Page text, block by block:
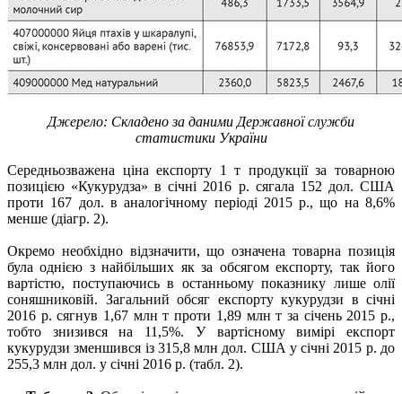
Джерело: Складено за даними Державної служби
статистики України
Середньозважена ціна експорту 1 т продукції за товарною
позицією «Кукурудза» в січні 2016 р. сягала 152 дол. США
проти 167 дол. в аналогічному періоді 2015 р., що на 8,6%
менше (діагр. 2).
Окремо необхідно відзначити, що означена товарна позиція
була однією з найбільших як за обсягом експорту, так його
вартістю, поступаючись в останньому показнику лише олії
соняшниковій. Загальний обсяг експорту кукурудзи в січні
2016 р. сягнув 1,67 млн т проти 1,89 млн т за січень 2015 р.,
тобто знизився на 11,5%. У вартісному вимірі експорт
кукурудзи зменшився із 315,8 млн дол. США у січні 2015 р. до
255,3 млн дол. у січні 2016 р. (табл. 2).